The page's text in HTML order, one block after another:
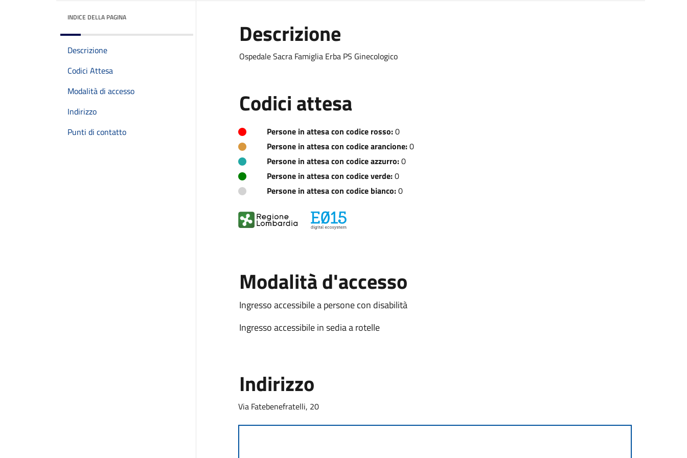
INDICE DELLA PAGINA
Descrizione
Codici Attesa
Modalità di accesso
Indirizzo
Punti di contatto
Descrizione
Ospedale Sacra Famiglia Erba PS Ginecologico
Codici attesa
Persone in attesa con codice rosso:0
Persone in attesa con codice arancione:0
Persone in attesa con codice azzurro:0
Persone in attesa con codice verde:0
Persone in attesa con codice bianco:0
Modalità d'accesso
Ingresso accessibile a persone con disabilità
Ingresso accessibile in sedia a rotelle
Indirizzo
Via Fatebenefratelli, 20